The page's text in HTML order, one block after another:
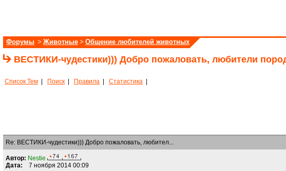
Форумы > Животные > Общение любителей животных
ВЕСТИКИ-чудестики))) Добро пожаловать, любители
Список Тем Поиск Правила Статистика
Re: ВЕСТИКИ-чудестики))) Добро пожаловать, любител...
Автор: Nestie
Дата: 7 ноября 2014 00:09